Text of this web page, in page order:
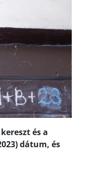
és a
dátum, és